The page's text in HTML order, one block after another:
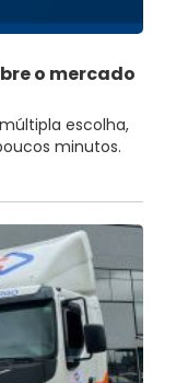
o mercado
escolha,
minutos.